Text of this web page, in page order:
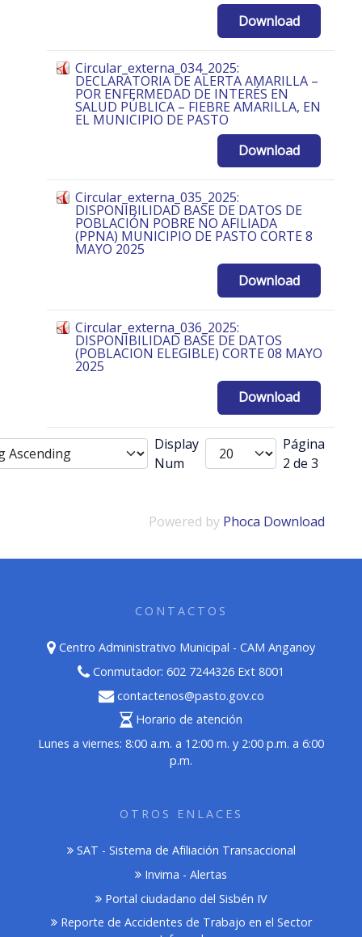
Download
Circular_externa_034_2025:
DECLARATORIA DE ALERTA AMARILLA –
POR ENFERMEDAD DE INTERÉS EN
SALUD PÚBLICA – FIEBRE AMARILLA, EN
EL MUNICIPIO DE PASTO
Download
Circular_externa_035_2025:
DISPONIBILIDAD BASE DE DATOS DE
POBLACIÓN POBRE NO AFILIADA
(PPNA) MUNICIPIO DE PASTO CORTE 8
MAYO 2025
Download
Circular_externa_036_2025:
DISPONIBILIDAD BASE DE DATOS
(POBLACION ELEGIBLE) CORTE 08 MAYO
2025
Download
Display
Num
Página
2 de 3
Powered by Phoca Download
CONTACTOS
Centro Administrativo Municipal - CAM Anganoy
Conmutador: 602 7244326 Ext 8001
contactenos@pasto.gov.co
Horario de atención
Lunes a viernes: 8:00 a.m. a 12:00 m. y 2:00 p.m. a 6:00
p.m.
OTROS ENLACES
SAT - Sistema de Afiliación Transaccional
Invima - Alertas
Portal ciudadano del Sisbén IV
Reporte de Accidentes de Trabajo en el Sector